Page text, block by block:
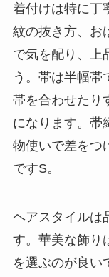
着付けは特に丁
紋の抜き方、お
で気を配り、上
う。帯は半幅帯
帯を合わせたり
になります。帯
物使いで差をつ
ですS。
ヘアスタイルは
す。華美な飾り
を選ぶのが良い